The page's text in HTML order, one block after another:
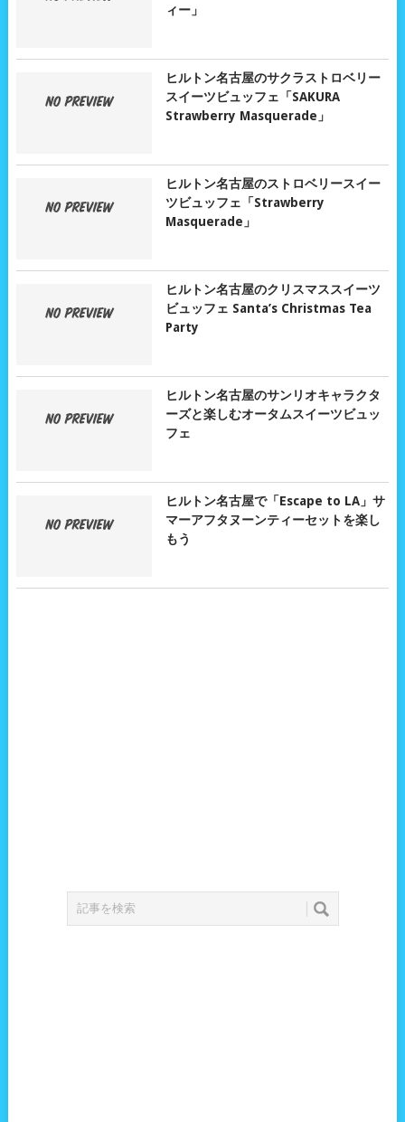
ィー」
ヒルトン名古屋のサクラストロベリー
スイーツビュッフェ「SAKURA
Strawberry Masquerade」
ヒルトン名古屋のストロベリースイー
ツビュッフェ「Strawberry
Masquerade」
ヒルトン名古屋のクリスマススイーツ
ビュッフェ Santa’s Christmas Tea
Party
ヒルトン名古屋のサンリオキャラクタ
ーズと楽しむオータムスイーツビュッ
フェ
ヒルトン名古屋で「Escape to LA」サ
マーアフタヌーンティーセットを楽し
もう